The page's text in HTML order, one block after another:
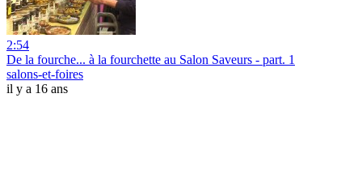
2:54
De la fourche... à la fourchette au Salon Saveurs - part. 1
salons-et-foires
il y a 16 ans